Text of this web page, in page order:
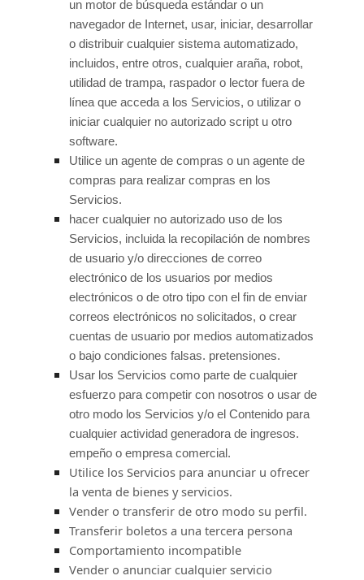
un motor de búsqueda estándar o un
navegador de Internet, usar, iniciar, desarrollar
o distribuir cualquier sistema automatizado,
incluidos, entre otros, cualquier araña, robot,
utilidad de trampa, raspador o lector fuera de
línea que acceda a los Servicios, o utilizar o
iniciar cualquier no autorizadoscript u otro
software.
Utilice un agente de compras o un agente de
compras para realizar compras en los
Servicios.
hacer cualquier no autorizadouso de los
Servicios, incluida la recopilación de nombres
de usuario y/o direcciones de correo
electrónico de los usuarios por medios
electrónicos o de otro tipo con el fin de enviar
correos electrónicos no solicitados, o crear
cuentas de usuario por medios automatizados
o bajo condiciones falsas. pretensiones.
Usar los Servicios como parte de cualquier
esfuerzo para competir con nosotros o usar de
otro modo los Servicios y/o el Contenido para
cualquier actividad generadora de ingresos.
empeñoo empresa comercial.
Utilice los Servicios para anunciar u ofrecer
la venta de bienes y servicios.
Vender o transferir de otro modo su perfil.
Transferir boletos a una tercera persona
Comportamiento incompatible
Vender o anunciar cualquier servicio